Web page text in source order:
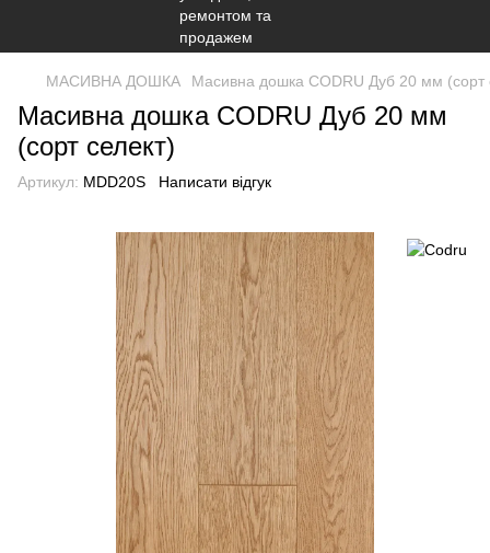
МАСИВНА ДОШКА Масивна дошка CODRU Дуб 20 мм (сорт
Масивна дошка CODRU Дуб 20 мм
(сорт селект)
Артикул: MDD20S Написати відгук